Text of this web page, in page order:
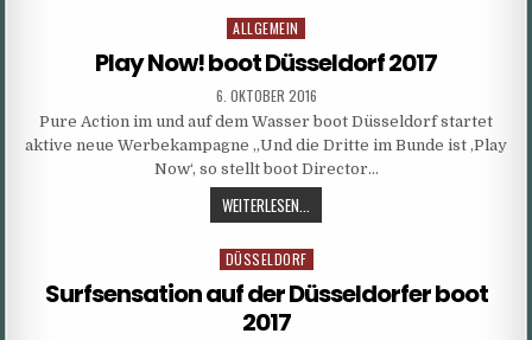
2017
ERÖFFNET
Posted
ALLGEMEIN
Play Now! boot Düsseldorf 2017
PUBLISHED
DATE:
6. OKTOBER 2016
Pure Action im und auf dem Wasser boot Düsseldorf startet
aktive neue Werbekampagne „Und die Dritte im Bunde ist ‚Play
Now‘, so stellt boot Director…
WEITERLESEN...
NOW!
BOOT
DÜSSELDORF
2017
Posted
DÜSSELDORF
Surfsensation auf der Düsseldorfer boot
2017